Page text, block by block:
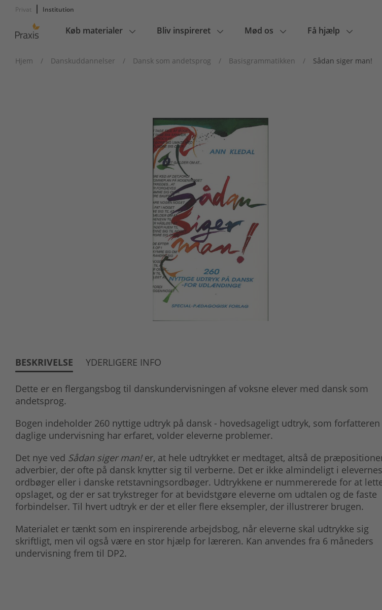
Privat Institution
Main
Køb materialer Bliv inspireret Mød os Få hjælp
Hjem / Danskuddannelser / Dansk som andetsprog / Basisgrammatikken / Sådan siger man!
BESKRIVELSE YDERLIGERE INFO
Dette er en flergangsbog til danskundervisningen af voksne elever med dansk som
andetsprog.
Bogen indeholder 260 nyttige udtryk på dansk - hovedsageligt udtryk, som
daglige undervisning har erfaret, volder eleverne problemer.
Det nye ved Sådan siger man!er, at hele udtrykket er medtaget, altså de
adverbier, der ofte på dansk knytter sig til verberne. Det er ikke almindeligt i elevernes
ordbøger eller i danske retstavningsordbøger. Udtrykkene er nummererede for at
opslaget, og der er sat trykstreger for at bevidstgøre eleverne om udtalen og de faste
forbindelser. Til hvert udtryk er der et eller flere eksempler, der illustrerer brugen.
Materialet er tænkt som en inspirerende arbejdsbog, når eleverne skal udtrykke sig
skriftligt, men vil også være en stor hjælp for læreren. Kan anvendes fra 6 måneders
undervisning frem til DP2.